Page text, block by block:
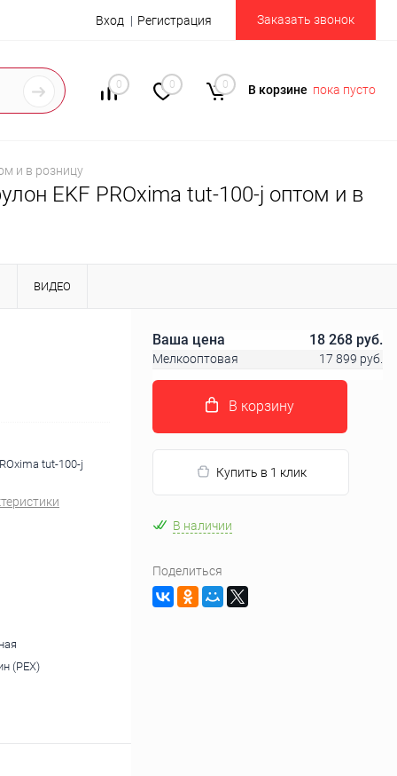
Вход Регистрация Заказать звонок
0 0 0 В корзине пока пусто
и в розницу
EKF PROxima tut-100-j оптом и в
ВИДЕО
tut-100-j
(PEX)
Ваша цена 18 268 руб.
Мелкооптовая 17 899 руб.
В корзину
Купить в 1 клик
В наличии
Поделиться